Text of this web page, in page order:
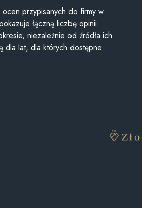
przypisanych do firmy w
łączną liczbę opinii
niezależnie od źródła ich
dla lat, dla których dostępne